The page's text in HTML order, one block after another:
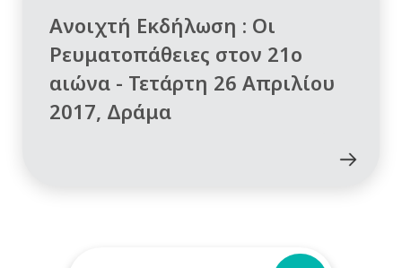
Ανοιχτή Εκδήλωση : Οι
Ρευματοπάθειες στον 21ο
αιώνα - Τετάρτη 26 Απριλίου
2017, Δράμα